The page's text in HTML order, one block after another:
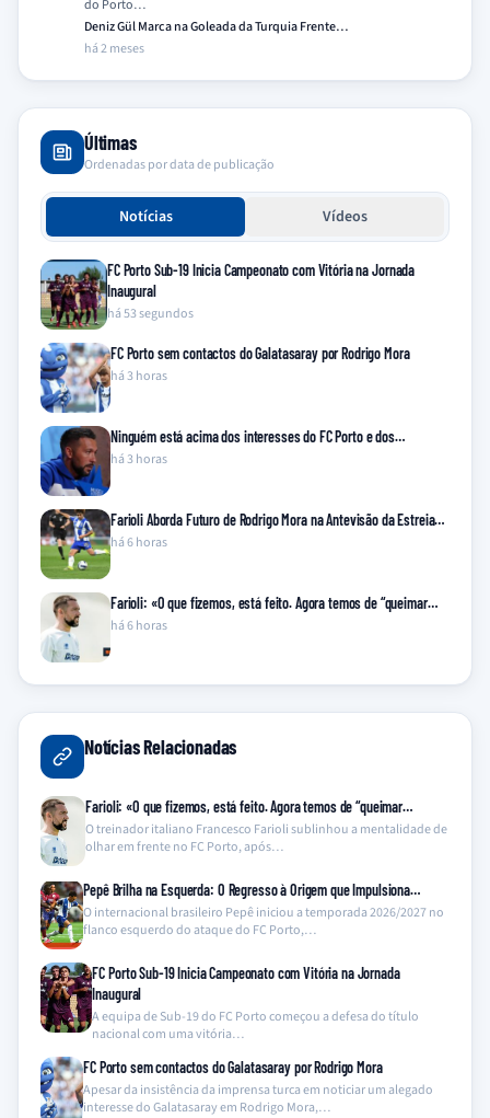
do Porto…
Deniz Gül Marca na Goleada da Turquia Frente…
há 2 meses
Últimas
Ordenadas por data de publicação
Notícias Vídeos
FC Porto Sub-19 Inicia Campeonato com Vitória na Jornada
Inaugural
há 53 segundos
FC Porto sem contactos do Galatasaray por Rodrigo Mora
há 3 horas
Ninguém está acima dos interesses do FC Porto e dos…
há 3 horas
Farioli Aborda Futuro de Rodrigo Mora na Antevisão da Estreia…
há 6 horas
Farioli: «O que fizemos, está feito. Agora temos de “queimar…
há 6 horas
Notícias Relacionadas
Farioli: «O que fizemos, está feito. Agora temos de “queimar…
O treinador italiano Francesco Farioli sublinhou a mentalidade de
olhar em frente no FC Porto, após…
Pepê Brilha na Esquerda: O Regresso à Origem que Impulsiona…
O internacional brasileiro Pepê iniciou a temporada 2026/2027 no
flanco esquerdo do ataque do FC Porto,…
FC Porto Sub-19 Inicia Campeonato com Vitória na Jornada
Inaugural
A equipa de Sub-19 do FC Porto começou a defesa do título
nacional com uma vitória…
FC Porto sem contactos do Galatasaray por Rodrigo Mora
Apesar da insistência da imprensa turca em noticiar um alegado
interesse do Galatasaray em Rodrigo Mora,…